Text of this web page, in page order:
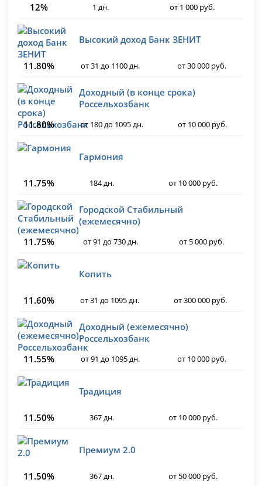
12% 1 дн. от 1 000 руб.
Высокий доход Банк ЗЕНИТ
11.80% от 31 до 1100 дн. от 30 000 руб.
Доходный (в конце срока)
Россельхозбанк
11.80%
от 180 до 1095 дн. от 10 000 руб.
Гармония
11.75% 184 дн. от 10 000 руб.
Городской Стабильный
(ежемесячно)
11.75%
от 91 до 730 дн. от 5 000 руб.
Копить
11.60% от 31 до 1095 дн. от 300 000 руб.
Доходный (ежемесячно)
Россельхозбанк
11.55%
от 91 до 1095 дн. от 10 000 руб.
Традиция
11.50% 367 дн. от 10 000 руб.
Премиум 2.0
11.50% 367 дн. от 50 000 руб.